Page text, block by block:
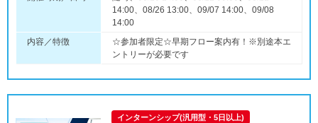
14:00、08/26 13:00、09/07 14:00、09/08
14:00
内容／特徴
☆参加者限定☆早期フロー案内有！※別途本エ
ントリーが必要です
インターンシップ(汎用型・5日以上)